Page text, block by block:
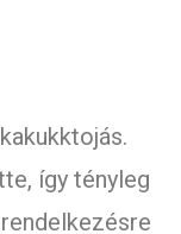
így tényleg